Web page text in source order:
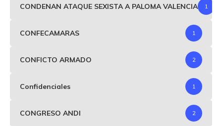
CONDENAN ATAQUE SEXISTA A PALOMA VALENCIA 1
CONFECAMARAS 1
CONFICTO ARMADO 2
Confidenciales 1
CONGRESO ANDI 2